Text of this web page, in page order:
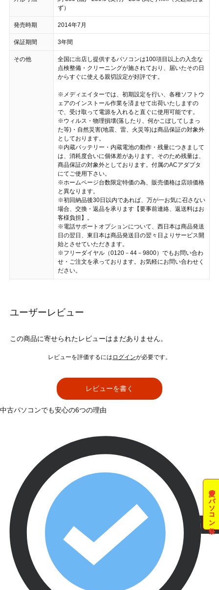
ず）
発売時期 2014年7月
保証期間 3年間
その他
全国に出店し提供するパソコンは100項目以上の入念な
点検整備・クリーニングが施されており、届いたその日
からすぐに使える親切設定が好評です。
※メディエイターでは、初期設定を行い、各種ソフトウ
ェアのインストール作業を済ませて出荷いたしますの
で、受け取って電源を入れると直ぐに使用可能です。
※ウィルス・物理損壊(落したり、何かこぼしてしまっ
た等)・自然災害(地震、雷、火災等)は商品保証の対象外
としております。
※内蔵バッテリー・内蔵電池の動作・残量につきまして
は、消耗度合いに個体差があります。そのため残量は、
商品保証の対象外としております。付属のACアダプタ
にてご使用下さい。
※ホームページ台数限定特価の為、販売価格は店頭価格
と異なります。
※初回納品後30日以内であれば、万が一お気に召さない
場合、交換・返品を承ります【要事前連絡、返送料はお
客様負担】。
※電話サポートオプションについて、西日本は商品発送
日の翌日、東日本は商品発送日の翌々日よりサービス開
始とさせていただきます。
※フリーダイヤル（0120－44－9800）でもお問い合わ
せ・ご注文を承っております。お気軽にお問い合わせく
ださい。
ユーザーレビュー
この商品に寄せられたレビューはまだありません。
レビューを評価するには ログインが必要です。
レビューを書く
夏のパソコン祭
中古パソコンでも安心の6つの理由